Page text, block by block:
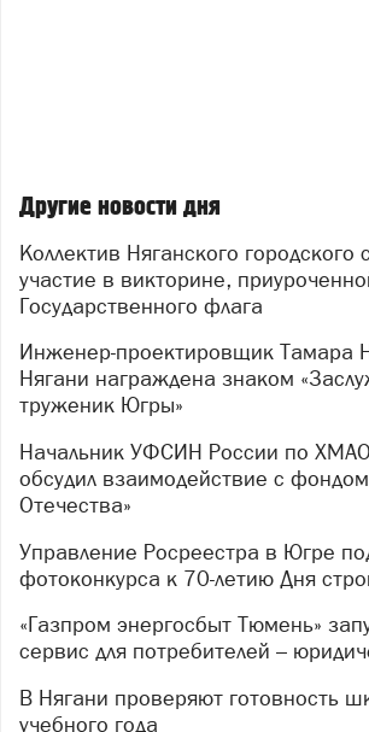
Другие новости дня
Коллектив Няганского городского суда принял
участие в викторине,
Государственного флага
Инженер-проектировщик Тамара Нохрина из
Нягани награждена знаком
труженик Югры»
Начальник УФСИН России по ХМАО – Югре
обсудил взаимодействие с
Отечества»
Управление Росреестра в Югре подводит итоги
фотоконкурса к 70-летию Дня
«Газпром энергосбыт Тюмень» запустил новый
сервис для потребителей –
В Нягани проверяют готовность школ к началу
учебного года